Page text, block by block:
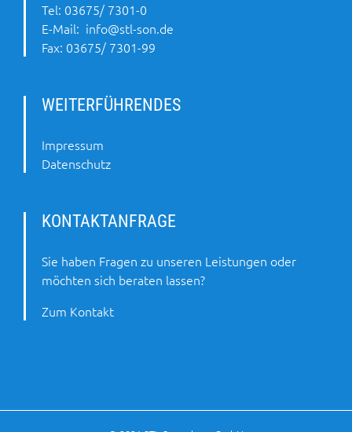
Tel: 03675/ 7301-0
E-Mail: info@stl-son.de
Fax: 03675/ 7301-99
WEITERFÜHRENDES
Impressum
Datenschutz
KONTAKTANFRAGE
Sie haben Fragen zu unseren Leistungen oder
möchten sich beraten lassen?
Zum Kontakt